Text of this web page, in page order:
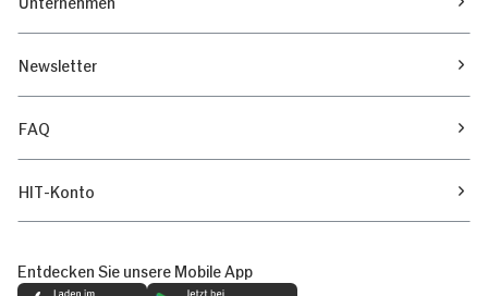
Newsletter
FAQ
HIT-Konto
Entdecken Sie unsere Mobile App